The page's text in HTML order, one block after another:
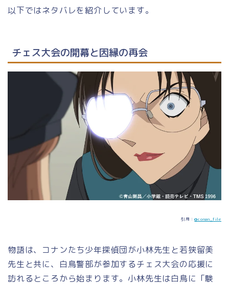
以下ではネタバレを紹介しています。
チェス大会の開幕と因縁の再会
引用：@conan_file
物語は、コナンたち少年探偵団が小林先生と若狭留美
先生と共に、白鳥警部が参加するチェス大会の応援に
訪れるところから始まります。小林先生は白鳥に「験